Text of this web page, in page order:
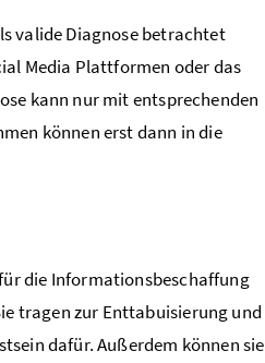
valide Diagnose betrachtet
Media Plattformen oder das
kann nur mit entsprechenden
können erst dann in die
die Informationsbeschaffung
tragen zur Enttabuisierung und
dafür. Außerdem können sie